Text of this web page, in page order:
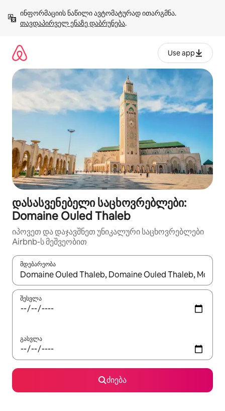
გადასვლა
თავდაპირველ ენაზე დაბრუნება.
Use app
დასასვენებელი საცხოვრებლები:
Domaine Ouled Thaleb
იპოვეთ და დაჯავშნეთ უნიკალური საცხოვრებლები
Airbnb-ს მეშვეობით
მდებარეობა
როცა შედეგები ხელმისაწვდომი გახდება, ნავიგაციისთვის
შესვლა
გასვლა
ძიება